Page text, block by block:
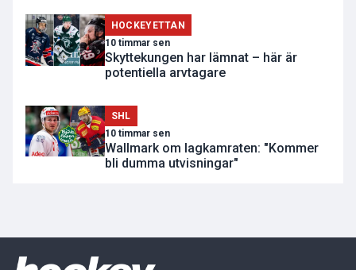
HOCKEYETTAN
10 timmar sen
Skyttekungen har lämnat – här är
potentiella arvtagare
SHL
10 timmar sen
Wallmark om lagkamraten: "Kommer
bli dumma utvisningar"